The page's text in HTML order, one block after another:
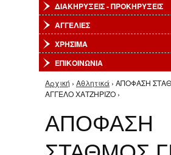
ΔΙΑΚΗΡΥΞΕΙΣ - ΠΡΟΚΗΡΥΞΕΙΣ
ΑΓΓΕΛΙΕΣ
ΧΡΗΣΙΜΑ
ΕΠΙΚΟΙΝΩΝΙΑ
Είστε εδώ
Αρχική › Αθλητικά › ΑΠΟΦΑΣΗ
ΑΓΓΕΛΟ ΧΑΤΖΗΡΙΖΟ ›
ΑΠΟΦΑΣΗ